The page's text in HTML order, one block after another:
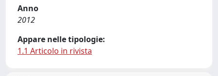
Anno
2012
Appare nelle tipologie:
1.1 Articolo in rivista